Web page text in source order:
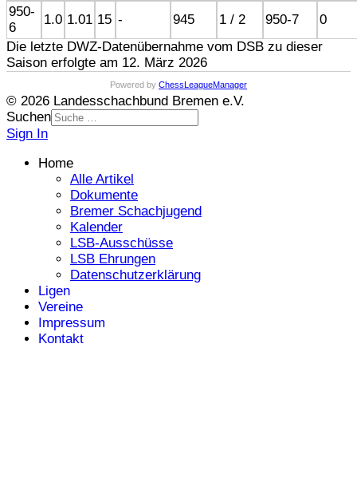
950-
6
1.0 1.01 15 - 945 1 / 2 950-7
0
Die letzte DWZ-Datenübernahme vom DSB zu dieser
Saison erfolgte am 12. März 2026
Powered by ChessLeagueManager
© 2026 Landesschachbund Bremen e.V.
Suchen
Sign In
Home
Alle Artikel
Dokumente
Bremer Schachjugend
Kalender
LSB-Ausschüsse
LSB Ehrungen
Datenschutzerklärung
Ligen
Vereine
Impressum
Kontakt